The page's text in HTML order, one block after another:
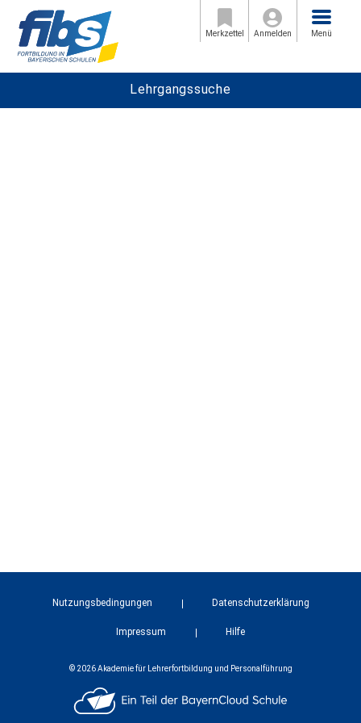
Merkzettel Anmelden
Menü
Menü
Lehrgangssuche
Nutzungsbedingungen Datenschutzerklärung
Impressum Hilfe
© 2026 Akademie für Lehrerfortbildung und Personalführung